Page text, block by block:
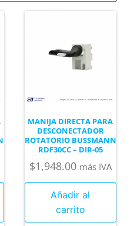
MANIJA DIRECTA PARA
DESCONECTADOR
ROTATORIO BUSSMANN
RDF30CC – DIR-05
$1,948.00 más IVA
Añadir al
carrito